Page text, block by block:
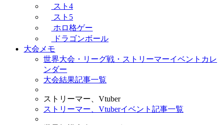
スト4
スト5
ホロ格ゲー
ドラゴンボール
大会メモ
世界大会・リーグ戦・ストリーマーイベントカレ
ンダー
大会結果記事一覧
ストリーマー、Vtuber
ストリーマー、Vtuberイベント記事一覧